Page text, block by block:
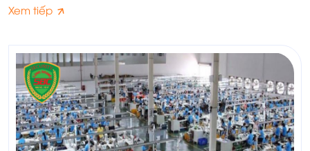
tư.
Xem tiếp